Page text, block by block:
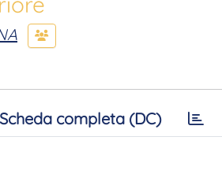
Scheda completa (DC)